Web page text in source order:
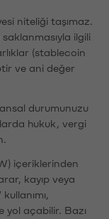
niteliği taşımaz.
ilgili
(stablecoin
ve ani değer
durumunuzu
hukuk, vergi
içeriklerinden
kayıp veya
yol açabilir. Bazı